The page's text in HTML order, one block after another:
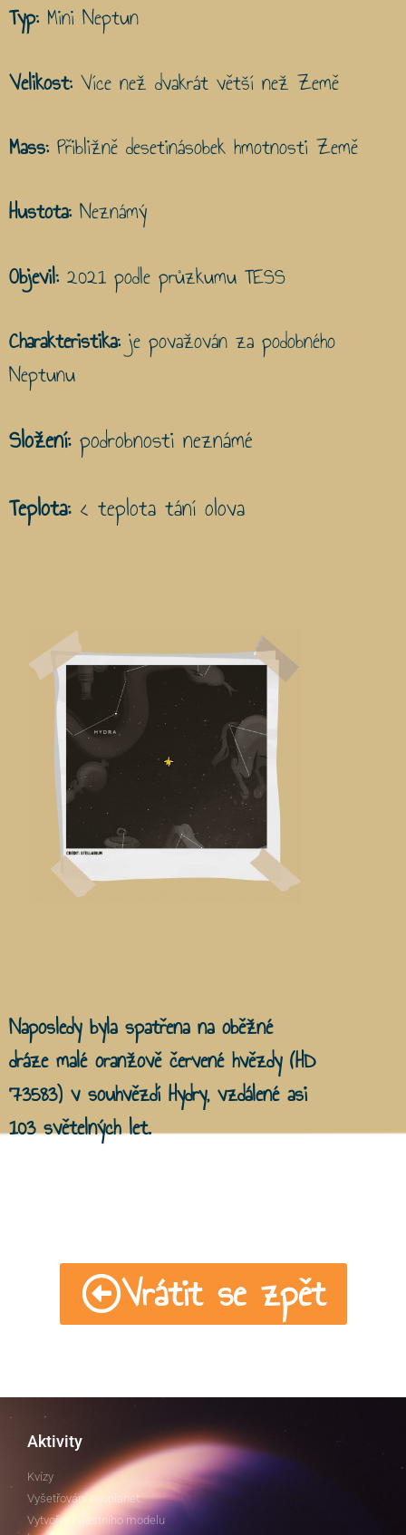
Typ: Mini Neptun
Velikost: Více než dvakrát větší než Země
Mass: Přibližně desetinásobek hmotnosti Země
Hustota: Neznámý
Objevil: 2021 podle průzkumu TESS
Charakteristika: je považován za podobného
Neptunu
Složení: podrobnosti neznámé
Teplota: < teplota tání olova
Naposledy byla spatřena na oběžné
dráze malé oranžově červené hvězdy (HD
73583) v souhvězdí Hydry, vzdálené asi
103 světelných let.
Vrátit se zpět
Aktivity
Kvízy
Vyšetřování exoplanet
Vytvoření vlastního modelu